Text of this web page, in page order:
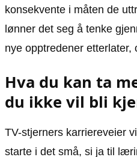
konsekvente i måten de
lønner det seg å tenke
nye opptredener etterlater,
Hva du kan ta
du ikke vil bli
TV-stjerners karriereveier
starte i det små, si ja til